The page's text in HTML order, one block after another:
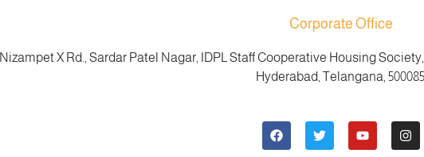
Corporate Office
Nizampet X Rd., Sardar Patel Nagar, IDPL Staff Cooperative Housing
Hyderabad, Telangana, 500085.